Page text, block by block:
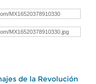
de la Revolución